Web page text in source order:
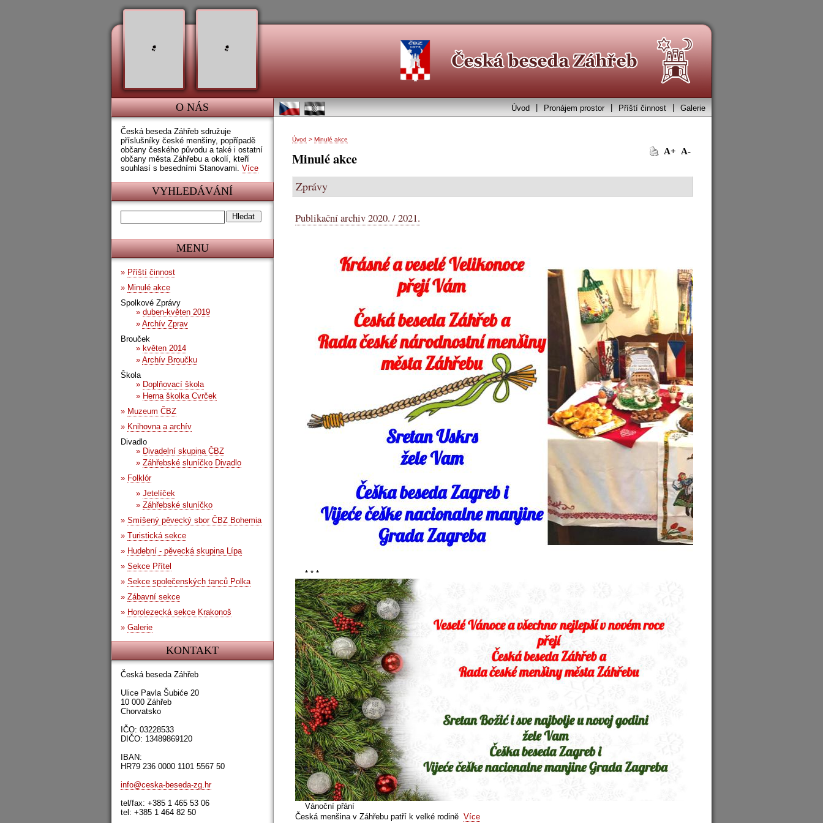
O NÁS
Česká beseda Záhřeb sdružuje
příslušníky české menšiny, popřípadě
občany českého původu a také i ostatní
občany města Záhřebu a okolí, kteří
souhlasí s besedními Stanovami. Více
VYHLEDÁVÁNÍ
MENU
» Příští činnost
» Minulé akce
Spolkové Zprávy
» duben-květen 2019
» Archív Zprav
Brouček
» květen 2014
» Archív Broučku
Škola
» Doplňovací škola
» Herna školka Cvrček
» Muzeum ČBZ
» Knihovna a archív
Divadlo
» Divadelní skupina ČBZ
» Záhřebské sluníčko Divadlo
» Folklór
» Jetelíček
» Záhřebské sluníčko
» Smíšený pěvecký sbor ČBZ Bohemia
» Turistická sekce
» Hudební - pěvecká skupina Lípa
» Sekce Přítel
» Sekce společenských tanců Polka
» Zábavní sekce
» Horolezecká sekce Krakonoš
» Galerie
KONTAKT
Česká beseda Záhřeb
Ulice Pavla Šubiće 20
10 000 Záhřeb
Chorvatsko
IČO: 03228533
DIČO: 13489869120
IBAN:
HR79 236 0000 1101 5567 50
info@ceska-beseda-zg.hr
tel/fax: +385 1 465 53 06
tel: +385 1 464 82 50
Úvod | Pronájem prostor | Příští činnost | Galerie
Úvod > Minulé akce
A-
A+
Minulé akce
Zprávy
Publikační archiv 2020. / 2021.
* * *
Vánoční přání
Česká menšina v Záhřebu patří k velké rodině Více